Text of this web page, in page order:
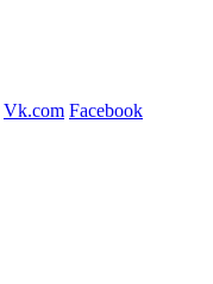
Vk.com Facebook